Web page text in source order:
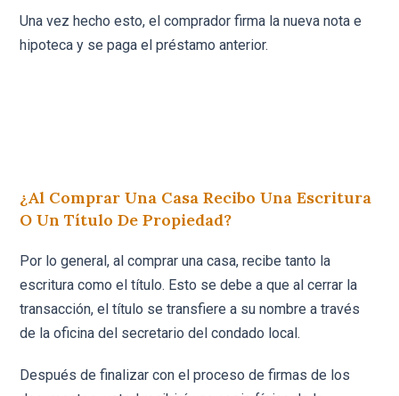
Una vez hecho esto, el comprador firma la nueva nota e
hipoteca y se paga el préstamo anterior.
¿Al Comprar Una Casa Recibo Una Escritura
O Un Título De Propiedad?
Por lo general, al comprar una casa, recibe tanto la
escritura como el título. Esto se debe a que al cerrar la
transacción, el título se transfiere a su nombre a través
de la oficina del secretario del condado local.
Después de finalizar con el proceso de firmas de los